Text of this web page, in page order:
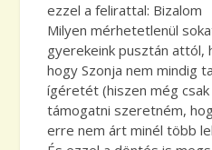
ezzel a felirattal: Bizalom
Milyen mérhetetlenül
gyerekeink pusztán attól,
hogy Szonja nem mindig
ígéretét (hiszen még
támogatni szeretném,
erre nem árt minél több